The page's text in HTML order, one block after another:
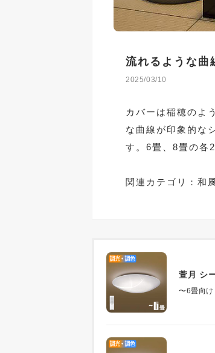
流れるような曲
2025/03/10
カバーは稲穂のよ
な曲線が印象的な
す。6畳、8畳の各
関連カテゴリ： 和
萱月 シ
〜6畳向け